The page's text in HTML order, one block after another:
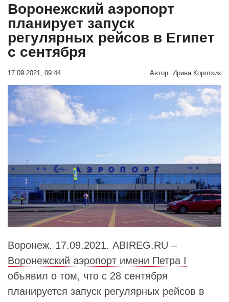
Воронежский аэропорт
планирует запуск
регулярных рейсов в Египет
с сентября
17.09.2021, 09:44 Автор: Ирина Коротких
Воронеж. 17.09.2021. ABIREG.RU –
Воронежский аэропорт имени Петра I
объявил о том, что с 28 сентября
планируется запуск регулярных рейсов в